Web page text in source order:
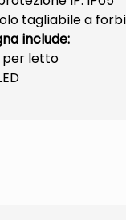
tagliabile a
include:
per letto